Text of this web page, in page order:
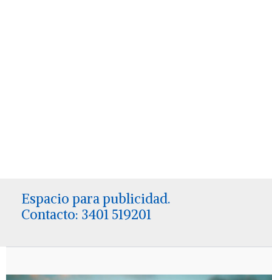
Espacio para publicidad.
Contacto: 3401 519201